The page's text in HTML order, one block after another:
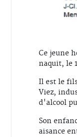
Ce jeune
naquit, le
Il est le
Viez,
d'alcool
Son
aisance